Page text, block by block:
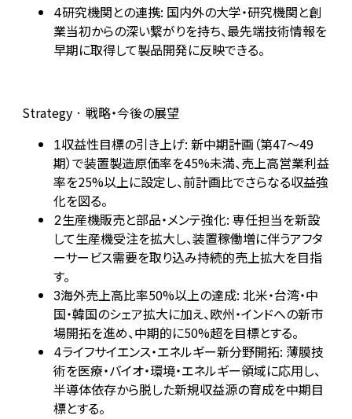
4研究機関との連携: 国内外の大学・研究機関と創
業当初からの深い繋がりを持ち、最先端技術情報を
早期に取得して製品開発に反映できる。
Strategy · 戦略・今後の展望
1収益性目標の引き上げ: 新中期計画（第47〜49
期）で装置製造原価率を45%未満、売上高営業利益
率を25%以上に設定し、前計画比でさらなる収益強
化を図る。
2生産機販売と部品・メンテ強化: 専任担当を新設
して生産機受注を拡大し、装置稼働増に伴うアフタ
ーサービス需要を取り込み持続的売上拡大を目指
す。
3海外売上高比率50%以上の達成: 北米・台湾・中
国・韓国のシェア拡大に加え、欧州・インドへの新市
場開拓を進め、中期的に50%超を目標とする。
4ライフサイエンス・エネルギー新分野開拓: 薄膜技
術を医療・バイオ・環境・エネルギー領域に応用し、
半導体依存から脱した新規収益源の育成を中期目
標とする。